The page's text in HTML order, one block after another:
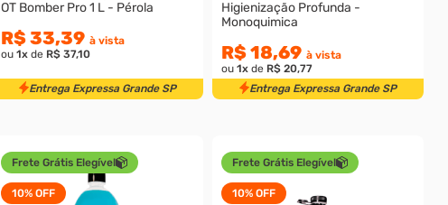
OT Bomber Pro 1 L - Pérola
R$ 33,39 à vista
ou 1x de R$ 37,10
Entrega Expressa Grande SP
Higienização Profunda -
Monoquimica
R$ 18,69 à vista
ou 1x de R$ 20,77
Entrega Expressa Grande SP
Frete Grátis Elegível
10% OFF
Frete Grátis Elegível
10% OFF